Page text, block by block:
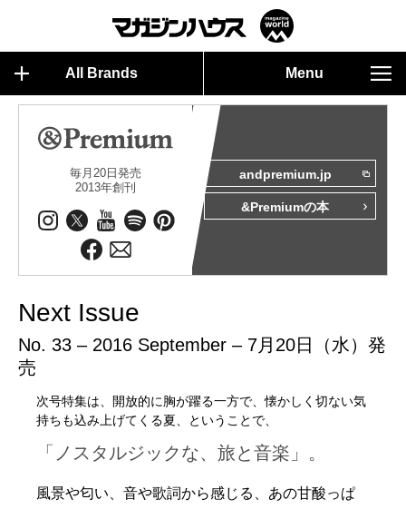
All Brands Menu
毎月20日発売
2013年創刊
andpremium.jp
&Premiumの本
Next Issue
No. 33 – 2016 September – 7月20日（水）発
売
次号特集は、開放的に胸が躍る一方で、懐かしく切ない気
持ちも込み上げてくる夏、ということで、
「ノスタルジックな、旅と音楽」。
風景や匂い、音や歌詞から感じる、あの甘酸っぱ